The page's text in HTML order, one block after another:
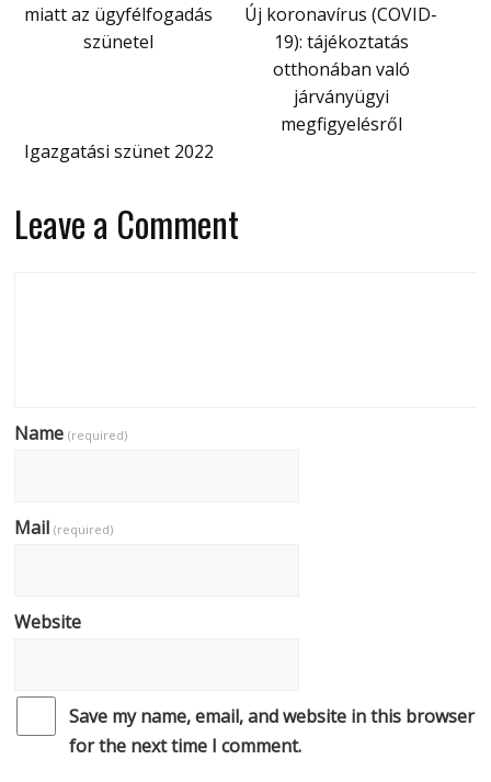
miatt az ügyfélfogadás
szünetel
Új koronavírus (COVID-
19): tájékoztatás
otthonában való
járványügyi
megfigyelésről
Igazgatási szünet 2022
Leave a Comment
Name(required)
Mail(required)
Website
Save my name, email, and website in this browser
for the next time I comment.